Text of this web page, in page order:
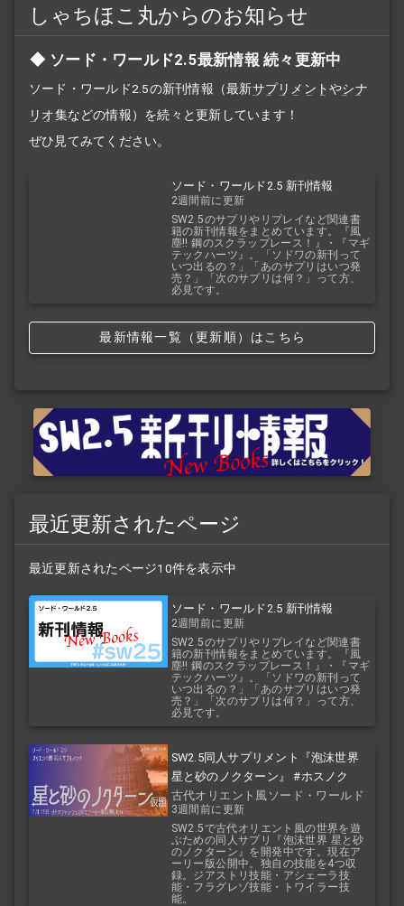
しゃちほこ丸からのお知らせ
ソード・ワールド2.5最新情報 続々更新中
ソード・ワールド2.5の新刊情報（最新サプリメントやシナ
リオ集などの情報）を続々と更新しています！
ぜひ見てみてください。
ソード・ワールド2.5 新刊情報
2週間前に更新
SW2.5のサプリやリプレイなど関連書
籍の新刊情報をまとめています。『風
塵!! 鋼のスクラップレース！』・『マギ
テックハーツ』。「ソドワの新刊って
いつ出るの？」「あのサプリはいつ発
売？」「次のサプリは何？」って方、
必見です。
最新情報一覧（更新順）はこちら
最近更新されたページ
最近更新されたページ10件を表示中
ソード・ワールド2.5 新刊情報
2週間前に更新
SW2.5のサプリやリプレイなど関連書
籍の新刊情報をまとめています。『風
塵!! 鋼のスクラップレース！』・『マギ
テックハーツ』。「ソドワの新刊って
いつ出るの？」「あのサプリはいつ発
売？」「次のサプリは何？」って方、
必見です。
SW2.5同人サプリメント『泡沫世界
星と砂のノクターン』 #ホスノク
古代オリエント風ソード・ワールド
2.5
3週間前に更新
SW2.5で古代オリエント風の世界を遊
ぶための同人サプリ『泡沫世界 星と砂
のノクターン』を開発中です。現在ア
ーリー版公開中。独自の技能を4つ収
録。ジアストリ技能・アシェーラ技
能・フラグレゾ技能・トワイラー技
能。